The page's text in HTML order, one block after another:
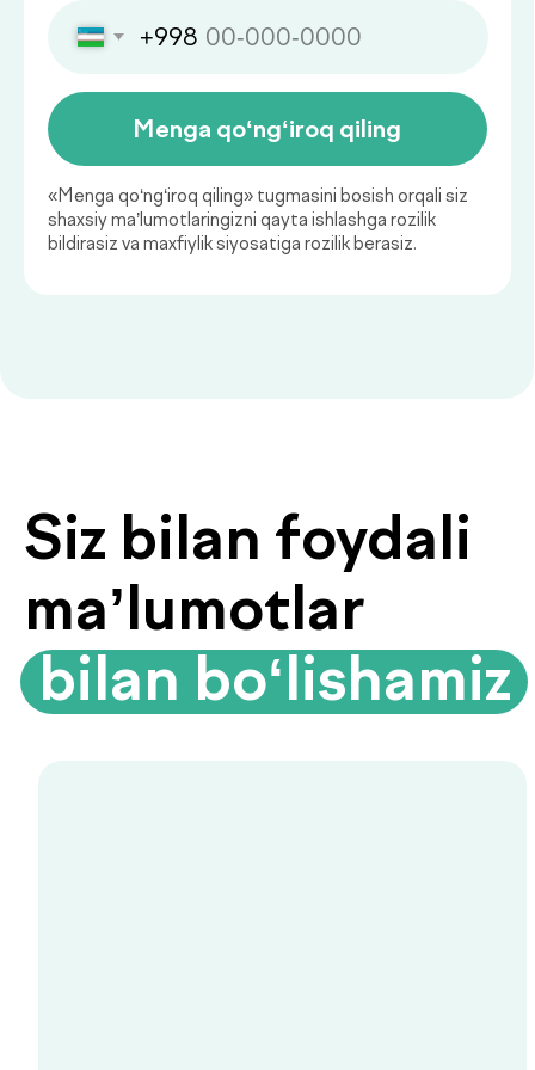
Sog‘liq holatini muntazam baholab
ularni erta bosqichda aniqlashning
muhim asosidir.
Biyoimpedansometriya oddiy tarozilar
ko‘rsatmaydigan ma’lumotlarni beradi:
yog‘ foizi, mushak massasi, suv darajasi
va modda almashinuvi tezligi.
Organizmingizda aslida nima sodir
bo‘layotganini bilib oling.